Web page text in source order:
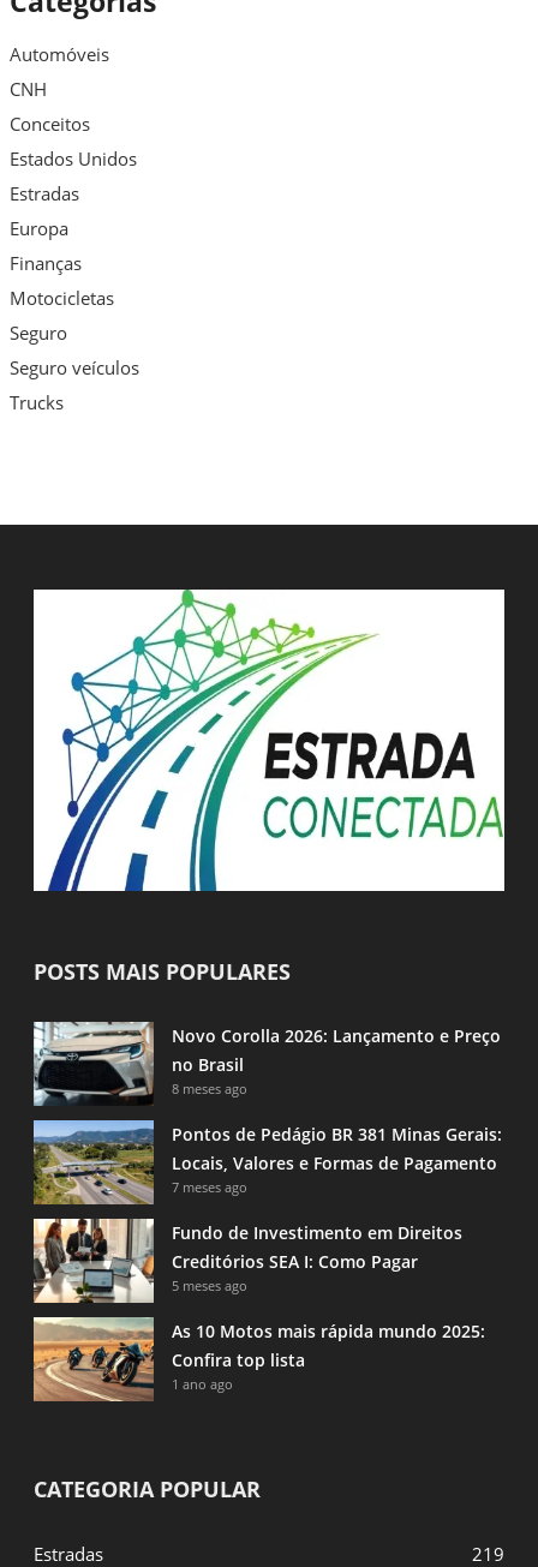
Automóveis
CNH
Conceitos
Estados Unidos
Estradas
Europa
Finanças
Motocicletas
Seguro
Seguro veículos
Trucks
POSTS MAIS POPULARES
Novo Corolla 2026: Lançamento e Preço
no Brasil
8 meses ago
Pontos de Pedágio BR 381 Minas Gerais:
Locais, Valores e Formas de Pagamento
7 meses ago
Fundo de Investimento em Direitos
Creditórios SEA I: Como Pagar
5 meses ago
As 10 Motos mais rápida mundo 2025:
Confira top lista
1 ano ago
CATEGORIA POPULAR
Estradas 219